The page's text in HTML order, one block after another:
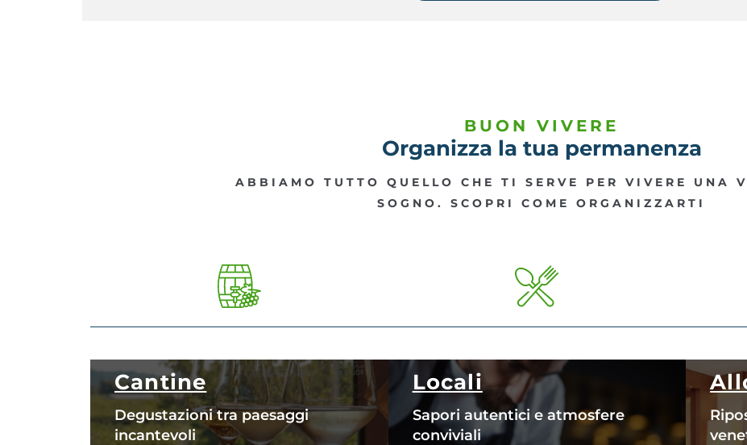
BUON VIVERE
Organizza la tua permanenza
ABBIAMO TUTTO QUELLO CHE TI SERVE PER VIVERE UNA
SOGNO. SCOPRI COME ORGANIZZARTI
Cantine
Degustazioni tra paesaggi
incantevoli
Locali
Sapori autentici e atmosfere
conviviali